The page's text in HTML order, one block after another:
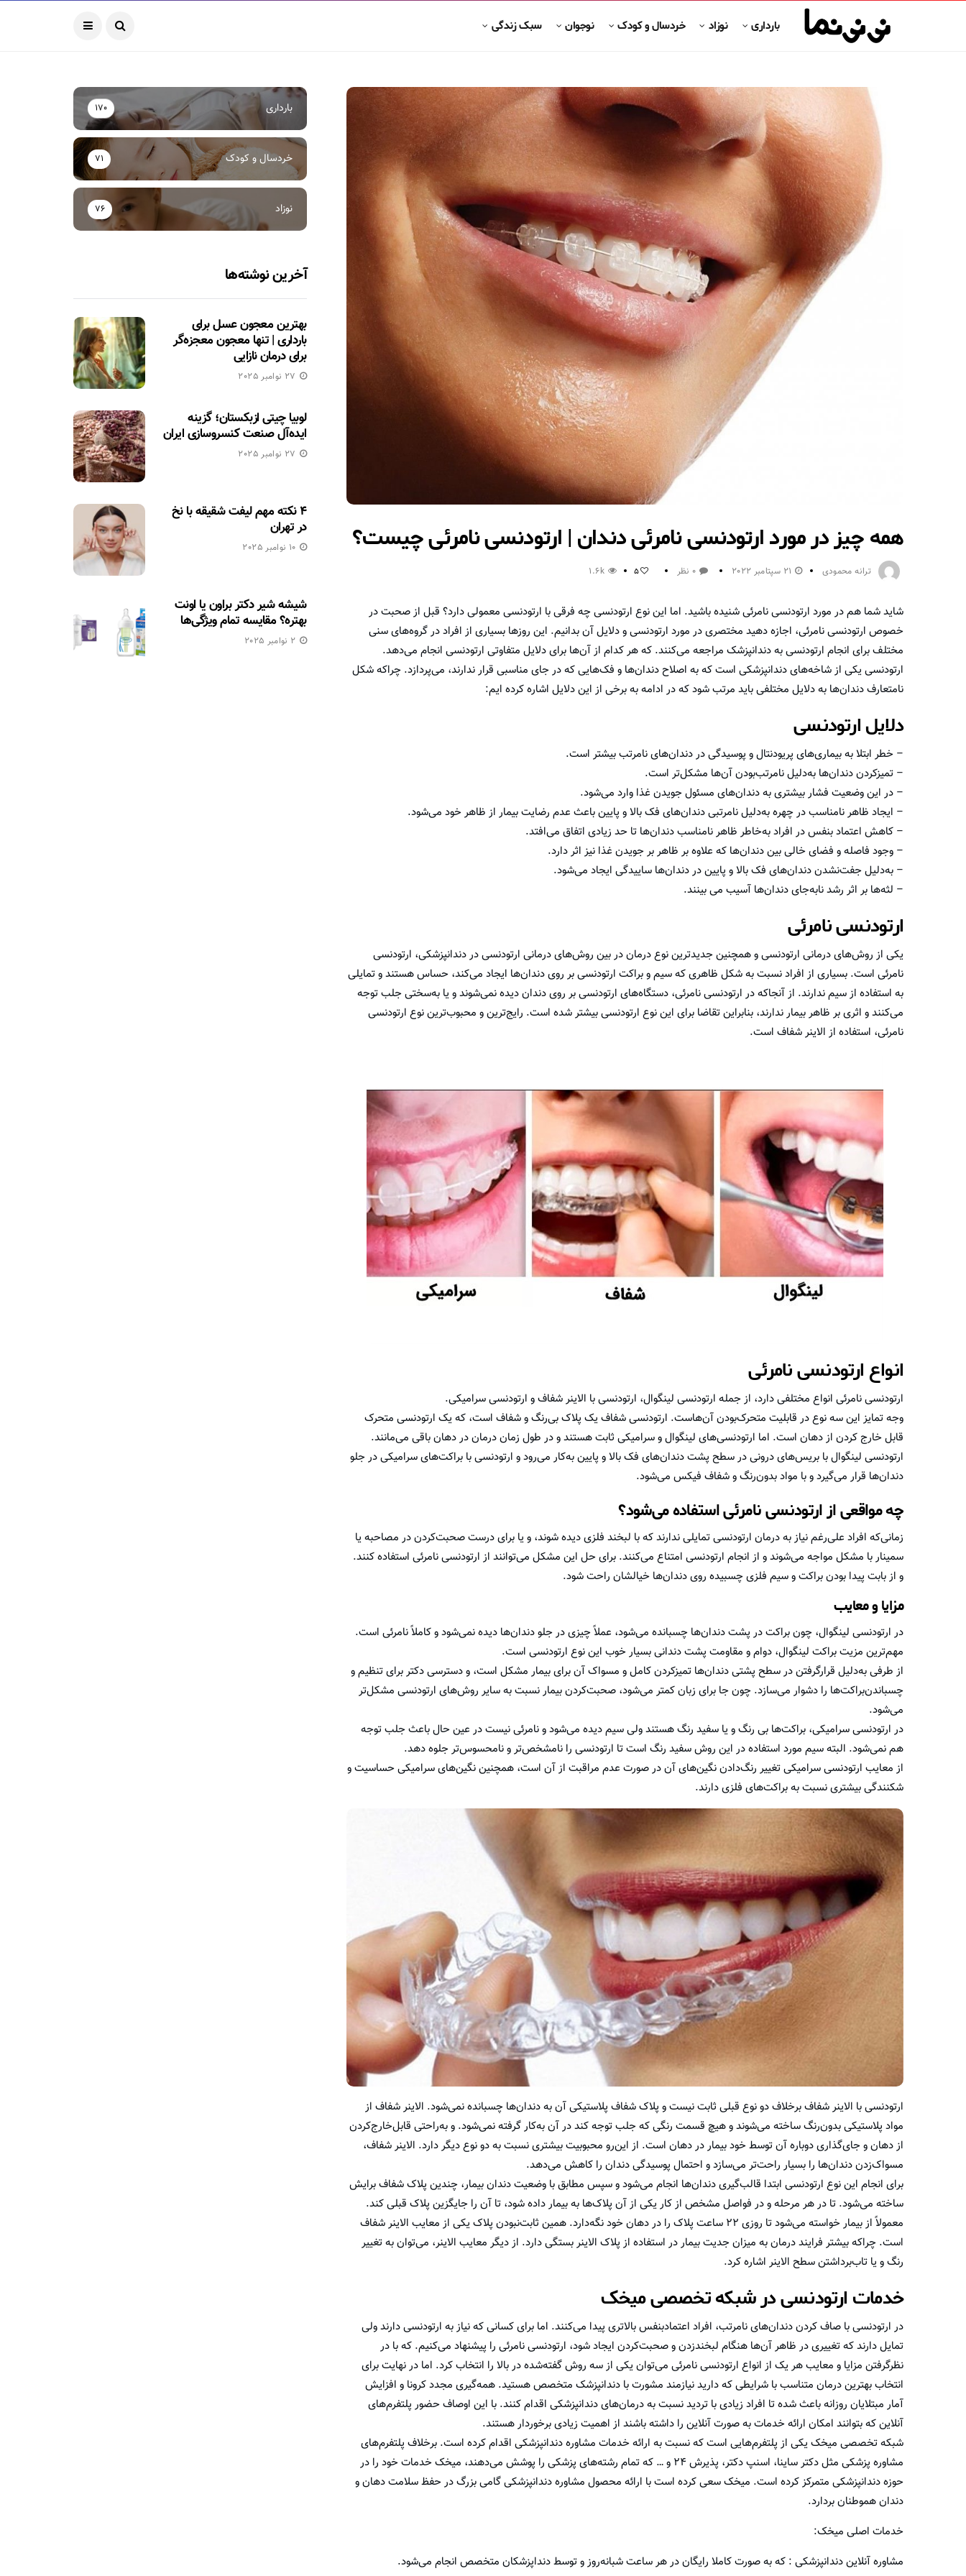
بارداری نوزاد خردسال و کودک نوجوان سبک زندگی
همه چیز در مورد ارتودنسی نامرئی دندان | ارتودنسی نامرئی چیست؟
ترانه محمودی 21 سپتامبر 2022 0 نظر 5
1.6k
شاید شما هم در مورد ارتودنسی نامرئی شنیده باشید. اما این نوع ارتودنسی چه فرقی با ارتودنسی معمولی دارد؟ قبل از صحبت در
خصوص ارتودنسی نامرئی، اجازه دهید مختصری در مورد ارتودنسی و دلایل آن بدانیم. این روز‌ها بسیاری از افراد در گروه‌های سنی
مختلف برای انجام ارتودنسی به دندانپزشک مراجعه می‌کنند. که هر کدام از آن‌ها برای دلایل متفاوتی ارتودنسی انجام می‌دهد.
ارتودنسی یکی از شاخه‌های دندانپزشکی است که به اصلاح دندان‌ها و فک‌هایی که در جای مناسبی قرار ندارند، می‌پردازد. چرا‌که شکل
نامتعارف دندان‌ها به دلایل مختلفی باید مرتب شود که در ادامه به برخی از این دلایل اشاره کرده ایم:
دلایل ارتودنسی
– خطر ابتلا به بیماری‌های پریودنتال و پوسیدگی در دندان‌های نامرتب بیشتر است.
– تمیز‌کردن دندان‌ها به‌دلیل نامرتب‌بودن آن‌ها مشکل‌تر است.
– در این وضعیت فشار بیشتری به دندان‌های مسئول جویدن غذا وارد می‌شود.
– ایجاد ظاهر نامناسب در چهره به‌دلیل نامرتبی دندان‌های فک بالا و پایین باعث عدم رضایت بیمار از ظاهر خود می‌شود.
– کاهش اعتماد بنفس در افراد به‌خاطر ظاهر نا‌مناسب دندان‌ها تا حد زیادی اتفاق می‌افتد.
– وجود فاصله و فضای خالی بین دندان‌ها که علاوه بر ظاهر بر جویدن غذا نیز اثر دارد.
– به‌دلیل جفت‌نشدن دندان‌های فک بالا و پایین در دندان‌ها ساییدگی ایجاد می‌شود.
– لثه‌ها بر اثر رشد نا‌به‌جای دندان‌ها آسیب می بینند.
ارتودنسی نامرئی
یکی از روش‌های درمانی ارتودنسی و همچنین جدید‌ترین نوع درمان در بین روش‌های درمانی ارتودنسی در دندانپزشکی، ارتودنسی
نامرئی است. بسیاری از افراد نسبت به شکل ظاهری که سیم و براکت ارتودنسی بر روی دندان‌ها ایجاد می‌کند، حساس هستند و تمایلی
به استفاده از سیم ندارند. از آنجا‌که در ارتودنسی نامرئی، دستگاه‌های ارتودنسی بر روی دندان دیده نمی‌شوند و یا به‌سختی جلب توجه
می‌کنند و اثری بر ظاهر بیمار ندارند، بنابراین تقاضا برای این نوع ارتودنسی بیشتر شده است. رایج‌ترین و محبوب‌ترین نوع ارتودنسی
نامرئی، استفاده از الاینر شفاف است.
انواع ارتودنسی نامرئی
ارتودنسی نامرئی انواع مختلفی دارد، از جمله ارتودنسی لینگوال، ارتودنسی با الاینر شفاف و ارتودنسی سرامیکی.
وجه تمایز این سه نوع در قابلیت متحرک‌بودن آن‌هاست. ارتودنسی شفاف یک پلاک بی‌رنگ و شفاف است، که یک ارتودنسی متحرک
قابل خارج کردن از دهان است. اما ارتودنسی‌های لینگوال و سرامیکی ثابت هستند و در طول زمان درمان در دهان باقی می‌مانند.
ارتودنسی لینگوال با بریس‌های درونی در سطح پشت دندان‌های فک بالا و پایین به‌کار می‌رود و ارتودنسی با براکت‌های سرامیکی در جلو
دندان‌ها قرار می‌گیرد و با مواد بدون‌رنگ و شفاف فیکس می‌شود.
چه مواقعی از ارتودنسی نامرئی استفاده می‌شود؟
زمانی‌که افراد علی‌رغم نیاز به درمان ارتودنسی تمایلی ندارند که با لبخند فلزی دیده شوند، و یا برای درست صحبت‌کردن در مصاحبه یا
سمینار با مشکل مواجه می‌شوند و از انجام ارتودنسی امتناع می‌کنند. برای حل این مشکل می‌توانند از ارتودنسی نامرئی استفاده کنند.
و از بابت پیدا بودن براکت و سیم فلزی چسبیده روی دندان‌ها خیالشان راحت شود.
مزایا و معایب
در ارتودنسی لینگوال، چون براکت در پشت دندان‌ها چسبانده می‌شود، عملاً چیزی در جلو دندان‌ها دیده نمی‌شود و کاملاً نامرئی است.
مهم‌ترین مزیت براکت لینگوال، دوام و مقاومت پشت دندانی بسیار خوب این نوع ارتودنسی است.
از طرفی به‌دلیل قرار‌گرفتن در سطح پشتی دندان‌ها تمیز‌کردن کامل و مسواک آن برای بیمار مشکل است، و دسترسی دکتر برای تنظیم و
چسباندن‌براکت‌ها را دشوار می‌سازد. چون جا برای زبان کمتر می‌شود، صحبت‌کردن بیمار نسبت به سایر روش‌های ارتودنسی مشکل‌تر
می‌شود.
در ارتودنسی سرامیکی، براکت‌ها بی رنگ و یا سفید رنگ هستند ولی سیم دیده می‌شود و نامرئی نیست در عین حال باعث جلب توجه
هم نمی‌شود. البته سیم مورد استفاده در این روش سفید رنگ است تا ارتودنسی را نا‌مشخص‌تر و نامحسوس‌تر جلوه دهد.
از معایب ارتودنسی سرامیکی تغییر رنگ‌دادن نگین‌های آن در صورت عدم مراقبت از آن است، همچنین نگین‌های سرامیکی حساسیت و
شکنندگی بیشتری نسبت به براکت‌های فلزی دارند.
ارتودنسی با الاینر شفاف برخلاف دو نوع قبلی ثابت نیست و پلاک شفاف پلاستیکی آن به دندان‌ها چسبانده نمی‌شود. الاینر شفاف از
مواد پلاستیکی بدون‌رنگ ساخته می‌شوند و هیچ قسمت رنگی که جلب توجه کند در آن به‌کار گرفته نمی‌شود. و به‌راحتی قابل‌خارج‌کردن
از دهان و جای‌گذاری دوباره آن توسط خود بیمار در دهان است. از این‌رو محبوبیت بیشتری نسبت به دو نوع دیگر دارد. الاینر شفاف،
مسواک‌زدن دندان‌ها را بسیار راحت‌تر می‌سازد و احتمال پوسیدگی دندان را کاهش می‌دهد.
برای انجام این نوع ارتودنسی ابتدا قالب‌گیری دندان‌ها انجام می‌شود و سپس مطابق با وضعیت دندان بیمار، چندین پلاک شفاف برایش
ساخته می‌شود. تا در هر مرحله و در فواصل مشخص از کار یکی از آن پلاک‌ها به بیمار داده شود، تا آن را جایگزین پلاک قبلی کند.
معمولاً از بیمار خواسته می‌شود تا روزی ۲۲ ساعت پلاک را در دهان خود نگه‌دارد. همین ثابت‌نبودن پلاک یکی از معایب الاینر شفاف
است. چرا‌که بیشتر فرایند درمان به میزان جدیت بیمار در استفاده از پلاک الاینر بستگی دارد. از دیگر معایب الاینر، می‌توان به تغییر
رنگ و یا تاب‌برداشتن سطح الاینر اشاره کرد.
خدمات ارتودنسی در شبکه تخصصی میخک
در ارتودنسی با صاف کردن دندان‌های نامرتب، افراد اعتمادبنفس بالاتری پیدا می‌کنند. اما برای کسانی که نیاز به ارتودنسی دارند ولی
تمایل دارند که تغییری در ظاهر آن‌ها هنگام لبخند‌زدن و صحبت‌کردن ایجاد شود، ارتودنسی نامرئی را پیشنهاد می‌کنیم. که با در
نظر‌گرفتن مزایا و معایب هر یک از انواع ارتودنسی نامرئی می‌توان یکی از سه روش گفته‌شده در بالا را انتخاب کرد. اما در نهایت برای
انتخاب بهترین درمان متناسب با شرایطی که دارید نیازمند مشورت با دندانپزشک متخصص هستید. همه‌گیری مجدد کرونا و افزایش
آمار مبتلایان روزانه باعث شده تا افراد زیادی با تردید نسبت به درمان‌های دندانپزشکی اقدام کنند. با این اوصاف حضور پلتفرم‌های
آنلاین که بتوانند امکان ارائه خدمات به صورت آنلاین را داشته باشند از اهمیت زیادی برخوردار هستند.
شبکه تخصصی میخک یکی از پلتفرم‌هایی است که نسبت به ارائه خدمات مشاوره دندانپزشکی اقدام کرده است. برخلاف پلتفرم‌های
مشاوره پزشکی مثل دکتر ساینا، اسنپ دکتر‌، پذیرش ۲۴ و … که تمام رشته‌های پزشکی را پوشش می‌دهند، میخک خدمات خود را در
حوزه دندانپزشکی متمرکز کرده است. میخک سعی کرده است با ارائه محصول مشاوره دندانپزشکی گامی بزرگ در حفظ سلامت دهان و
دندان هموطنان بردارد.
خدمات اصلی میخک:
مشاوره آنلاین دندانپزشکی : که به صورت کاملا رایگان در هر ساعت شبانه‌روز و توسط دنداپزشکان متخصص انجام می‌شود.
بارداری 170
خردسال و کودک 71
نوزاد 76
آخرین نوشته‌ها
بهترین معجون عسل برای
بارداری | تنها معجون معجزه‌گر
برای درمان نازایی
27 نوامبر 2025
لوبیا چیتی ازبکستان؛ گزینه
ایده‌آل صنعت کنسروسازی ایران
27 نوامبر 2025
۴ نکته مهم لیفت شقیقه با نخ
در تهران
10 نوامبر 2025
شیشه شیر دکتر براون یا اونت
بهتره؟ مقایسه تمام ویژگی‌ها
2 نوامبر 2025